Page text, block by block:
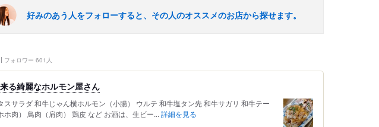
好みのあう人をフォローすると、その人のオススメのお店から探せます。
フォロワー 601人
る綺麗なホルモン屋さん
スサラダ 和牛じゃん横ホルモン（小腸） ウルテ 和牛塩タン先 和牛サガリ 和牛テー
ホ肉） 鳥肉（肩肉） 鶏皮 など お酒は、生ビー... 詳細を見る